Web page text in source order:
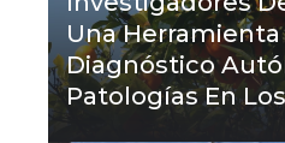
Una Herramienta
Diagnóstico
Patologías En